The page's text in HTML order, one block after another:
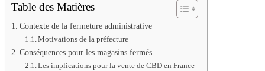
Table des Matières
Contexte de la fermeture administrative
Motivations de la préfecture
Conséquences pour les magasins fermés
Les implications pour la vente de CBD en France